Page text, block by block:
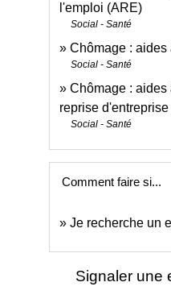
l'emploi (ARE)
Social - Santé
Chômage : aides
Social - Santé
Chômage : aides
reprise d'entreprise
Social - Santé
Comment faire si...
Je recherche un
Signaler une